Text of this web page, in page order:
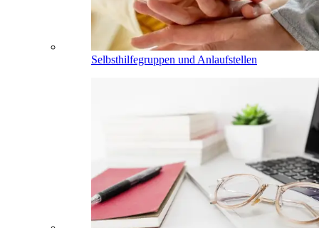
Selbsthilfegruppen und Anlaufstellen